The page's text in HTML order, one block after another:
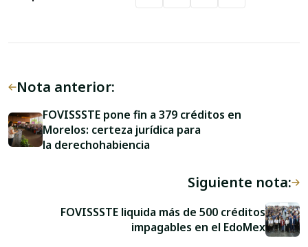
Nota anterior:
FOVISSSTE pone fin a 379 créditos en
Morelos: certeza jurídica para
la derechohabiencia
Siguiente nota:
FOVISSSTE liquida más de 500 créditos
impagables en el EdoMex